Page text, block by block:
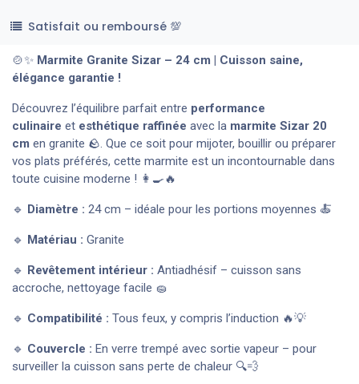
Satisfait ou remboursé 💯
🍲✨ Marmite Granite Sizar – 24 cm | Cuisson saine,
élégance garantie !
Découvrez l’équilibre parfait entre performance
culinaire et esthétique raffinée avec la marmite Sizar 20
cm en granite 🪨. Que ce soit pour mijoter, bouillir ou préparer
vos plats préférés, cette marmite est un incontournable dans
toute cuisine moderne ! 👩‍🍳🔥
🔹 Diamètre : 24 cm – idéale pour les portions moyennes 🍝
🔹 Matériau : Granite
🔹 Revêtement intérieur : Antiadhésif – cuisson sans
accroche, nettoyage facile 🧽
🔹 Compatibilité : Tous feux, y compris l’induction 🔥💡
🔹 Couvercle : En verre trempé avec sortie vapeur – pour
surveiller la cuisson sans perte de chaleur 🔍💨